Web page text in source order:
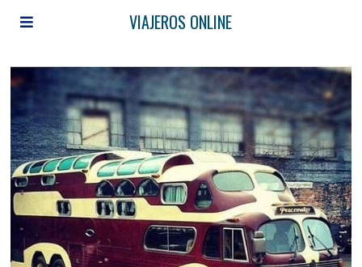
VIAJEROS ONLINE